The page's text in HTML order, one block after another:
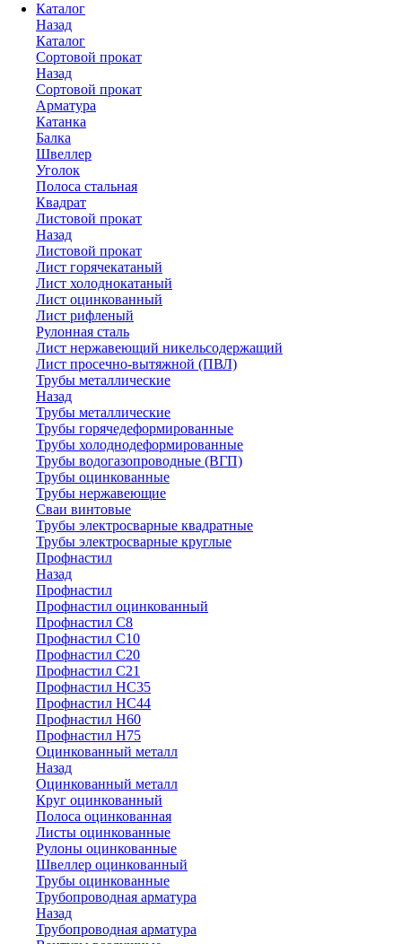
Каталог
Назад
Каталог
Сортовой прокат
Назад
Сортовой прокат
Арматура
Катанка
Балка
Швеллер
Уголок
Полоса стальная
Квадрат
Листовой прокат
Назад
Листовой прокат
Лист горячекатаный
Лист холоднокатаный
Лист оцинкованный
Лист рифленый
Рулонная сталь
Лист нержавеющий никельсодержащий
Лист просечно-вытяжной (ПВЛ)
Трубы металлические
Назад
Трубы металлические
Трубы горячедеформированные
Трубы холоднодеформированные
Трубы водогазопроводные (ВГП)
Трубы оцинкованные
Трубы нержавеющие
Сваи винтовые
Трубы электросварные квадратные
Трубы электросварные круглые
Профнастил
Назад
Профнастил
Профнастил оцинкованный
Профнастил С8
Профнастил С10
Профнастил С20
Профнастил С21
Профнастил НС35
Профнастил НС44
Профнастил Н60
Профнастил Н75
Оцинкованный металл
Назад
Оцинкованный металл
Круг оцинкованный
Полоса оцинкованная
Листы оцинкованные
Рулоны оцинкованные
Швеллер оцинкованный
Трубы оцинкованные
Трубопроводная арматура
Назад
Трубопроводная арматура